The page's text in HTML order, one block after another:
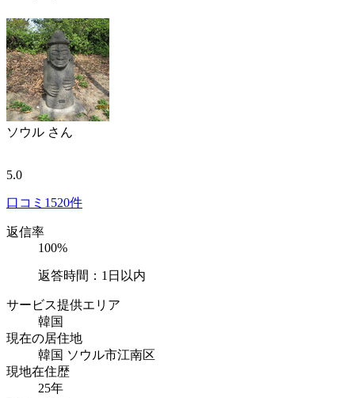
ソウル さん
5.0
口コミ 1520件
返信率
100%
返答時間：1日以内
サービス提供エリア
韓国
現在の居住地
韓国 ソウル市江南区
現地在住歴
25年